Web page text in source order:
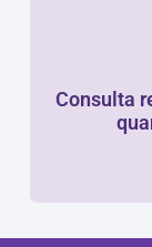
Consulta